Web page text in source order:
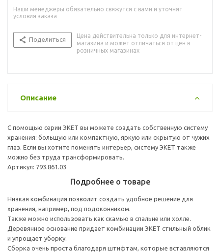
Наши менеджеры обязательно свяжутся с вами и уточнят
условия заказа
Поделиться
Цена действительна только для интернет-
магазина и может отличаться от цен в
розничных магазинах
Описание
С помощью серии ЭКЕТ вы можете создать собственную систему
хранения: большую или компактную, яркую или скрытую от чужих
глаз. Если вы хотите поменять интерьер, систему ЭКЕТ также
можно без труда трансформировать.
Артикул: 793.861.03
Подробнее о товаре
Низкая комбинация позволит создать удобное решение для
хранения, например, под подоконником.
Также можно использовать как скамью в спальне или холле.
Деревянное основание придает комбинации ЭКЕТ стильный облик
и упрощает уборку.
Сборка очень проста благодаря штифтам, которые вставляются